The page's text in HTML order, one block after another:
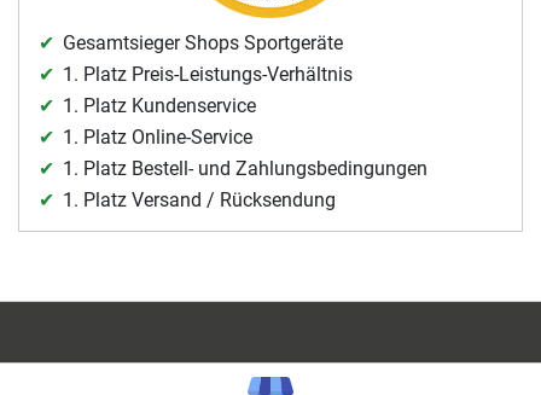
Gesamtsieger Shops Sportgeräte
1. Platz Preis-Leistungs-Verhältnis
1. Platz Kundenservice
1. Platz Online-Service
1. Platz Bestell- und Zahlungsbedingungen
1. Platz Versand / Rücksendung